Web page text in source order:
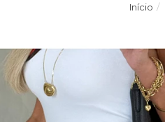
Início